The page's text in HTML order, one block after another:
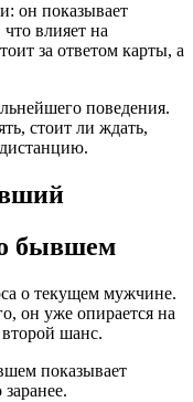
он показывает
влияет на
за ответом карты, а
поведения.
стоит ли ждать,
бывшем
о текущем мужчине.
он уже опирается на
шанс.
показывает